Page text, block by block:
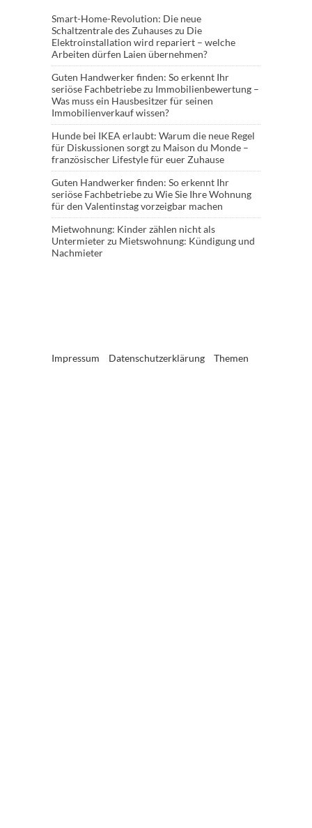
Smart-Home-Revolution: Die neue
Schaltzentrale des Zuhauseszu Die
Elektroinstallation wird repariert – welche
Arbeiten dürfen Laien übernehmen?
Guten Handwerker finden: So erkennt Ihr
seriöse Fachbetriebezu Immobilienbewertung –
Was muss ein Hausbesitzer für seinen
Immobilienverkauf wissen?
Hunde bei IKEA erlaubt: Warum die neue Regel
für Diskussionen sorgtzu Maison du Monde –
französischer Lifestyle für euer Zuhause
Guten Handwerker finden: So erkennt Ihr
seriöse Fachbetriebezu Wie Sie Ihre Wohnung
für den Valentinstag vorzeigbar machen
Mietwohnung: Kinder zählen nicht als
Untermieterzu Mietswohnung: Kündigung und
Nachmieter
Impressum Datenschutzerklärung Themen